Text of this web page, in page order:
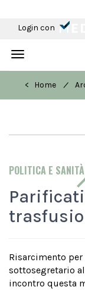
Login con
Toggle
< Home
/
POLITICA E SANITÀ
Risarcimento
sottosegretario
incontro questa